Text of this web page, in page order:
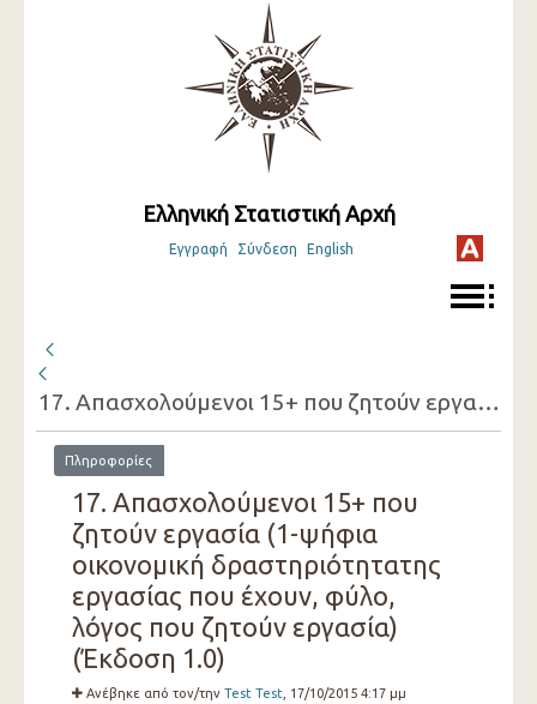
Ελληνική Στατιστική Αρχή
Εγγραφή Σύνδεση English
17. Απασχολούμενοι 15+ που ζητούν εργασία (1-ψήφια οικονομική δραστηριότητατης εργασίας που έχουν, φύλο, λόγος που ζητούν εργασία)
Πληροφορίες
17. Απασχολούμενοι 15+ που
ζητούν εργασία (1-ψήφια
οικονομική δραστηριότητατης
εργασίας που έχουν, φύλο,
λόγος που ζητούν εργασία)
(Έκδοση 1.0)
Ανέβηκε από τον/την Test Test , 17/10/2015 4:17 μμ